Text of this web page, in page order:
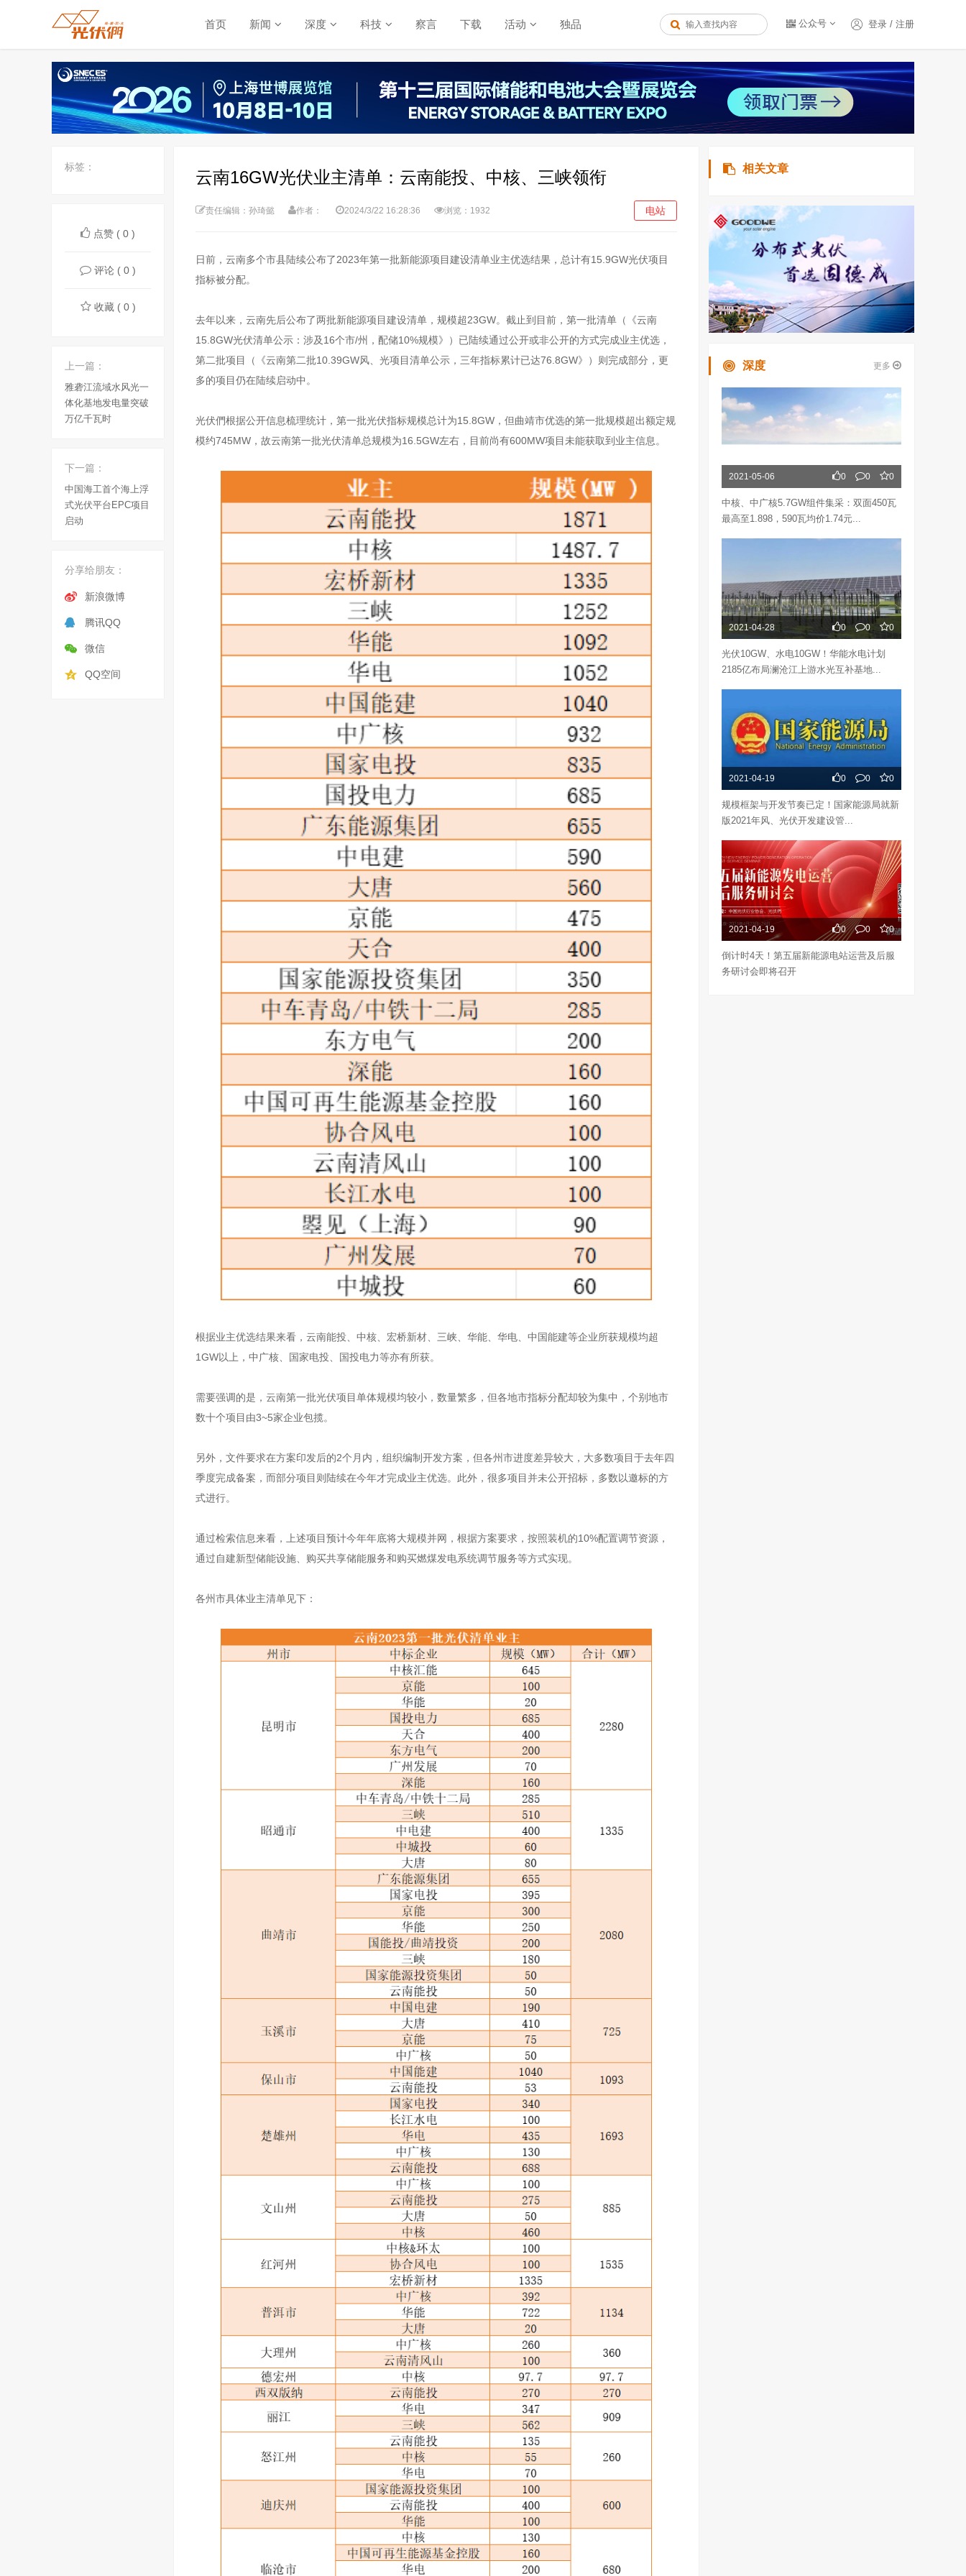
首页 新闻 深度 科技 察言 下载 活动 独品 登录 / 注册
公众号
标签：
点赞 ( 0 )
评论 ( 0 )
收藏 ( 0 )
上一篇：
雅砻江流域水风光一
体化基地发电量突破
万亿千瓦时
下一篇：
中国海工首个海上浮
式光伏平台EPC项目
启动
分享给朋友：
新浪微博
腾讯QQ
微信
QQ空间
云南16GW光伏业主清单：云南能投、中核、三峡领衔
责任编辑：孙琦懿 作者： 2024/3/22 16:28:36 浏览：1932 电站
日前，云南多个市县陆续公布了2023年第一批新能源项目建设清单业主优选结果，总计有15.9GW光伏项目
指标被分配。
去年以来，云南先后公布了两批新能源项目建设清单，规模超23GW。截止到目前，第一批清单（
《云南
15.8GW光伏清单公示：涉及16个市/州，配储10%规模》
）已陆续通过公开或非公开的方式完成业主优选，
第二批项目（
《云南第二批10.39GW风、光项目清单公示，三年指标累计已达76.8GW》
）则完成部分，更
多的项目仍在陆续启动中。
光伏們根据公开信息梳理统计，第一批光伏指标规模总计为15.8GW，但曲靖市优选的第一批规模超出额定规
模约745MW，故云南第一批光伏清单总规模为16.5GW左右，目前尚有600MW项目未能获取到业主信息。
根据业主优选结果来看，云南能投、中核、宏桥新材、三峡、华能、华电、中国能建等企业所获规模均超
1GW以上，中广核、国家电投、国投电力等亦有所获。
需要强调的是，云南第一批光伏项目单体规模均较小，数量繁多，但各地市指标分配却较为集中，个别地市
数十个项目由3~5家企业包揽。
另外，文件要求在方案印发后的2个月内，组织编制开发方案，但各州市进度差异较大，大多数项目于去年四
季度完成备案，而部分项目则陆续在今年才完成业主优选。此外，很多项目并未公开招标，多数以邀标的方
式进行。
通过检索信息来看，上述项目预计今年年底将大规模并网，根据方案要求，按照装机的10%配置调节资源，
通过自建新型储能设施、购买共享储能服务和购买燃煤发电系统调节服务等方式实现。
各州市具体业主清单见下：
相关文章
深度 更多
2021-05-06 0 0 0
中核、中广核5.7GW组件集采：双面450瓦
最高至1.898，590瓦均价1.74元...
2021-04-28 0 0 0
光伏10GW、水电10GW！华能水电计划
2185亿布局澜沧江上游水光互补基地...
2021-04-19 0 0 0
规模框架与开发节奏已定！国家能源局就新
版2021年风、光伏开发建设管...
2021-04-19 0 0 0
倒计时4天！第五届新能源电站运营及后服
务研讨会即将召开